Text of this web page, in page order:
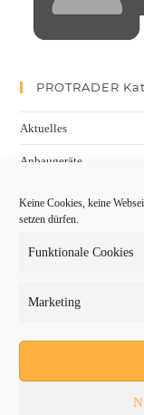
Keine Cookies, keine
setzen dürfen.
Funktionale Cookies
Marketing
PROTRADER
Aktuelles
Anbaugeräte
Baumaschinen
Fachmessen